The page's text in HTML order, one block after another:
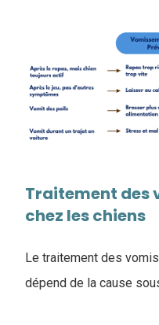
Traitement des
chez les chiens
Le traitement des
dépend de la cause